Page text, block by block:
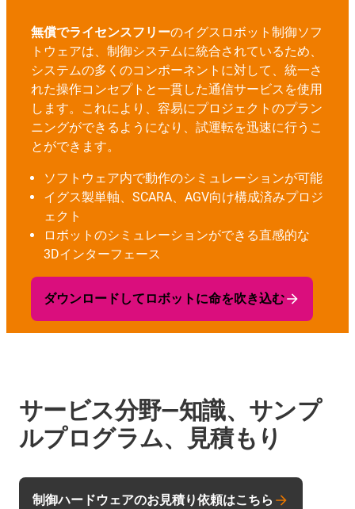
無償でライセンスフリーのイグスロボット制御ソフ
トウェアは、制御システムに統合されているため、
システムの多くのコンポーネントに対して、統一さ
れた操作コンセプトと一貫した通信サービスを使用
します。これにより、容易にプロジェクトのプラン
ニングができるようになり、試運転を迅速に行うこ
とができます。
ソフトウェア内で動作のシミュレーションが可能
イグス製単軸、SCARA、AGV向け構成済みプロジ
ェクト
ロボットのシミュレーションができる直感的な
3Dインターフェース
ダウンロードしてロボットに命を吹き込む
サービス分野―知識、サンプ
ルプログラム、見積もり
制御ハードウェアのお見積り依頼はこちら